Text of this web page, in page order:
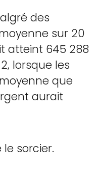
des
sur 20
atteint 645 288
lorsque les
que
aurait
le sorcier.